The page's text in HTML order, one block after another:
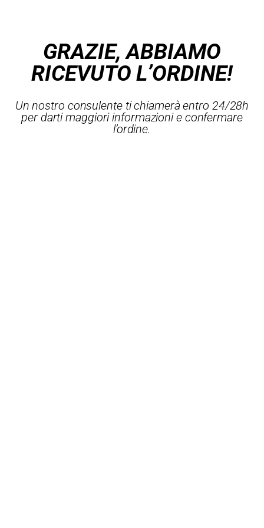
GRAZIE, ABBIAMO
RICEVUTO L’ORDINE!
Un nostro consulente ti chiamerà entro 24/28h
per darti maggiori informazioni e confermare
l’ordine.